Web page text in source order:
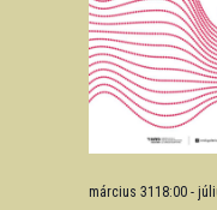
március 3118:00-